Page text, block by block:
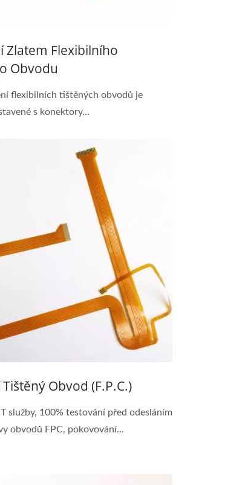
Zlatem Flexibilního
Obvodu
flexibilních tištěných obvodů je
s konektory...
Obvod (F.P.C.)
služby, 100% testování před odesláním
obvodů FPC, pokovování...